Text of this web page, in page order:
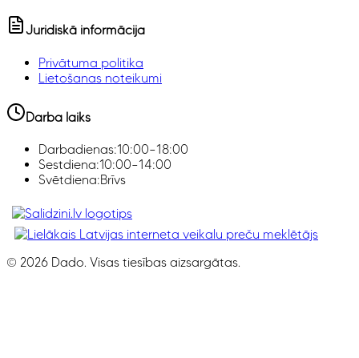
Juridiskā informācija
Privātuma politika
Lietošanas noteikumi
Darba laiks
Darbadienas:10:00–18:00
Sestdiena:10:00–14:00
Svētdiena:Brīvs
Klimata iekārtas, Smaržas,
© 2026 Dado. Visas tiesības aizsargātas.